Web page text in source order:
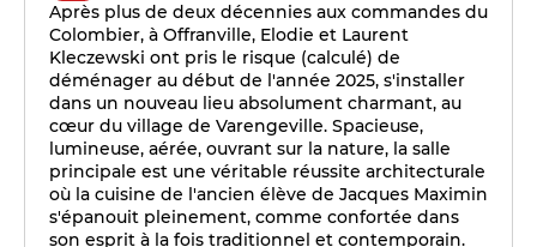
Après plus de deux décennies aux commandes du
Colombier, à Offranville, Elodie et Laurent
Kleczewski ont pris le risque (calculé) de
déménager au début de l'année 2025, s'installer
dans un nouveau lieu absolument charmant, au
cœur du village de Varengeville. Spacieuse,
lumineuse, aérée, ouvrant sur la nature, la salle
principale est une véritable réussite architecturale
où la cuisine de l'ancien élève de Jacques Maximin
s'épanouit pleinement, comme confortée dans
son esprit à la fois traditionnel et contemporain.